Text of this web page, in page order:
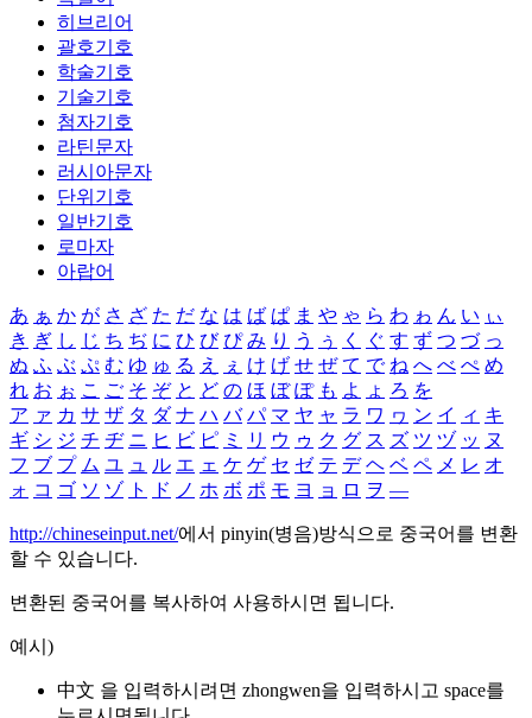
히브리어
괄호기호
학술기호
기술기호
첨자기호
라틴문자
러시아문자
단위기호
일반기호
로마자
아랍어
あ ぁ か が さ ざ た だ な は ば ぱ ま や ゃ ら わ ゎ ん い ぃ
き ぎ し じ ち ぢ に ひ び ぴ み り う ぅ く ぐ す ず つ づ っ
ぬ ふ ぶ ぷ む ゆ ゅ る え ぇ け げ せ ぜ て で ね へ べ ぺ め
れ お ぉ こ ご そ ぞ と ど の ほ ぼ ぽ も よ ょ ろ を
ア ァ カ サ ザ タ ダ ナ ハ バ パ マ ヤ ャ ラ ワ ヮ ン イ ィ キ
ギ シ ジ チ ヂ ニ ヒ ビ ピ ミ リ ウ ゥ ク グ ス ズ ツ ヅ ッ ヌ
フ ブ プ ム ユ ュ ル エ ェ ケ ゲ セ ゼ テ デ ヘ ベ ペ メ レ オ
ォ コ ゴ ソ ゾ ト ド ノ ホ ボ ポ モ ヨ ョ ロ ヲ ―
http://chineseinput.net/에서 pinyin(병음)방식으로 중국어를 변환
할 수 있습니다.
변환된 중국어를 복사하여 사용하시면 됩니다.
예시)
中文 을 입력하시려면 zhongwen을 입력하시고 space를